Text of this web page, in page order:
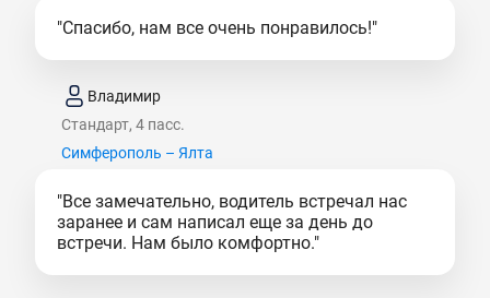
"Спасибо, нам все очень понравилось!"
Владимир
Стандарт, 4 пасс.
Симферополь – Ялта
"Все замечательно, водитель встречал нас
заранее и сам написал еще за день до
встречи. Нам было комфортно."